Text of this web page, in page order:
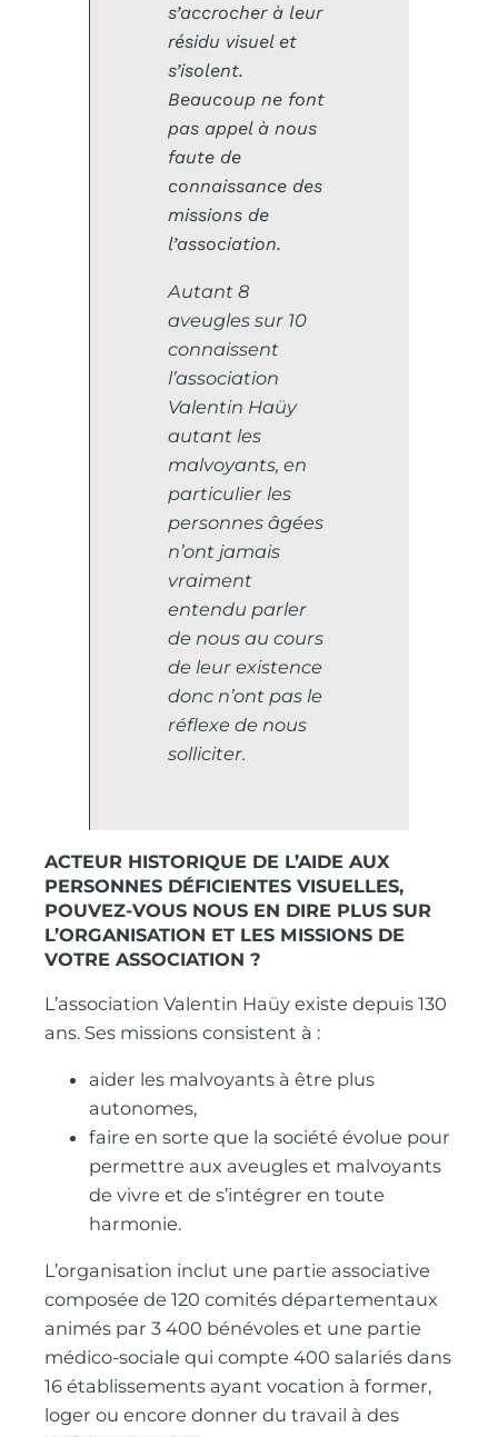
s’accrocher à leur
résidu visuel et
s’isolent.
Beaucoup ne font
pas appel à nous
faute de
connaissance des
missions de
l’association.
Autant 8
aveugles sur 10
connaissent
l’association
Valentin Haüy
autant les
malvoyants, en
particulier les
personnes âgées
n’ont jamais
vraiment
entendu parler
de nous au cours
de leur existence
donc n’ont pas le
réflexe de nous
solliciter.
ACTEUR HISTORIQUE DE L’AIDE AUX
PERSONNES DÉFICIENTES VISUELLES,
POUVEZ-VOUS NOUS EN DIRE PLUS SUR
L’ORGANISATION ET LES MISSIONS DE
VOTRE ASSOCIATION ?
L’association Valentin Haüy existe depuis 130
ans. Ses missions consistent à :
aider les malvoyants à être plus
autonomes,
faire en sorte que la société évolue pour
permettre aux aveugles et malvoyants
de vivre et de s’intégrer en toute
harmonie.
L’organisation inclut une partie associative
composée de 120 comités départementaux
animés par 3 400 bénévoles et une partie
médico-sociale qui compte 400 salariés dans
16 établissements ayant vocation à former,
loger ou encore donner du travail à des